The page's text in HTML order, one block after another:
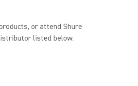
or attend Shure
listed below.